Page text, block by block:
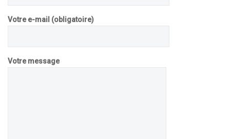
Votre e-mail (obligatoire)
Votre message